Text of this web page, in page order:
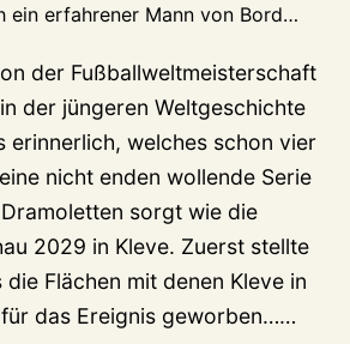
ein erfahrener Mann von Bord…
der Fußballweltmeisterschaft
der jüngeren Weltgeschichte
erinnerlich, welches schon vier
nicht enden wollende Serie
sorgt wie die
2029 in Kleve. Zuerst stellte
Flächen mit denen Kleve in
das Ereignis geworben……